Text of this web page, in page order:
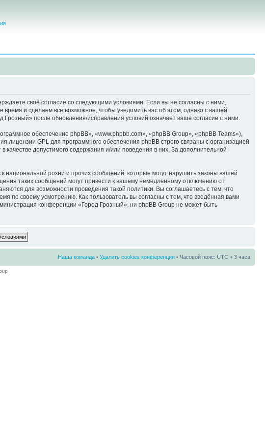
своё согласие со следующими условиями. Если вы не согласны с ними,
и сделаем всё возможное, чтобы уведомить вас об этом, однако с вашей
после обновления/исправления условий означает ваше согласие с ними.
обеспечение phpBB», «www.phpbb.com», «phpBB Group», «phpBB Teams»),
лицензии GPL для программного обеспечения phpBB строго связаны с организацией
допустимого содержания и/или поведения в них. За дополнительной
национальной розни и прочих сообщений, которые могут нарушить законы вашей
таких сообщений могут привести к вашему немедленному отключению от
для возможности проведения такой политики. Вы соглашаетесь с тем, что
по своему усмотрению. Как пользователь вы согласны с тем, что введённая вами
конференции «Город Грозный», ни phpBB Group не может быть
Наша команда • Удалить cookies конференции • Часовой пояс: UTC + 3 часа